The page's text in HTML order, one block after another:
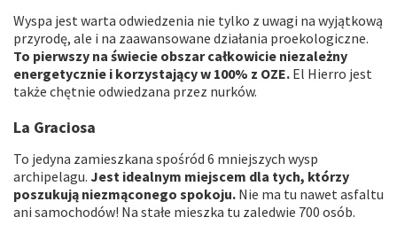
Wyspa jest warta odwiedzenia nie tylko z uwagi na wyjątkową
przyrodę, ale i na zaawansowane działania proekologiczne.
To pierwszy na świecie obszar całkowicie niezależny
energetycznie i korzystający w 100% z OZE. El Hierro jest
także chętnie odwiedzana przez nurków.
La Graciosa
To jedyna zamieszkana spośród 6 mniejszych wysp
archipelagu. Jest idealnym miejscem dla tych, którzy
poszukują niezmąconego spokoju. Nie ma tu nawet asfaltu
ani samochodów! Na stałe mieszka tu zaledwie 700 osób.